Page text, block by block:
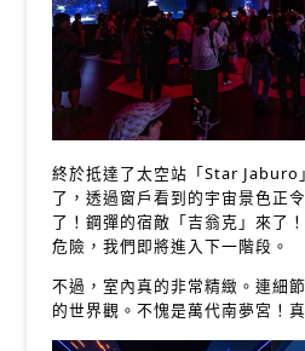
終於抵達了太空站「Star Jaburo
了，透過窗戶看到的宇宙景色正
了！鋼彈的宿敵「吉翁克」來了
危險，我們即將進入下一階段。
不過，室內真的非常精緻。連細
的世界觀。不愧是萬代南夢宮！